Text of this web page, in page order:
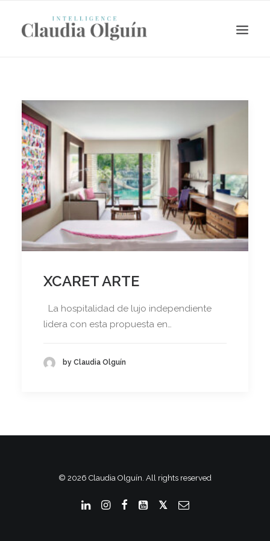
Search
XCARET ARTE
La hospitalidad de lujo independiente
lidera con esta propuesta en…
by Claudia Olguín
© 2026 Claudia Olguín. All rights reserved